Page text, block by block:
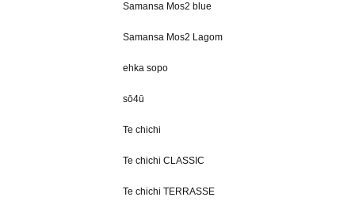
Samansa Mos2 blue
Samansa Mos2 Lagom
ehka sopo
sō4ū
Te chichi
Te chichi CLASSIC
Te chichi TERRASSE